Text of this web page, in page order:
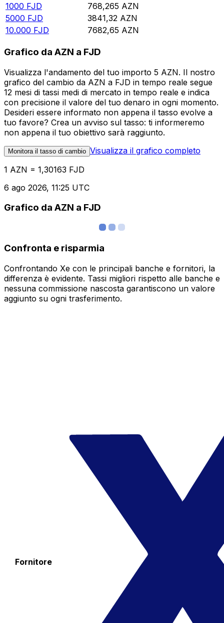
1000 FJD 768,265 AZN
5000 FJD 3841,32 AZN
10.000 FJD 7682,65 AZN
Grafico da AZN a FJD
Visualizza l'andamento del tuo importo 5 AZN. Il nostro
grafico del cambio da AZN a FJD in tempo reale segue
12 mesi di tassi medi di mercato in tempo reale e indica
con precisione il valore del tuo denaro in ogni momento.
Desideri essere informato non appena il tasso evolve a
tuo favore? Crea un avviso sul tasso: ti informeremo
non appena il tuo obiettivo sarà raggiunto.
Monitora il tasso di cambio Visualizza il grafico completo
1 AZN = 1,30163 FJD
6 ago 2026, 11:25 UTC
Grafico da AZN a FJD
Confronta e risparmia
Confrontando Xe con le principali banche e fornitori, la
differenza è evidente. Tassi migliori rispetto alle banche e
nessuna commissione nascosta garantiscono un valore
aggiunto su ogni trasferimento.
Fornitore